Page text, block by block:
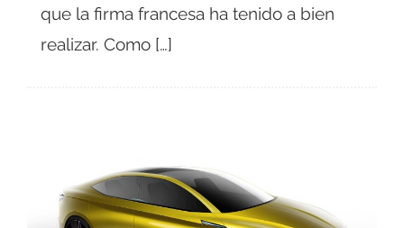
que la firma francesa ha tenido a bien
realizar. Como […]